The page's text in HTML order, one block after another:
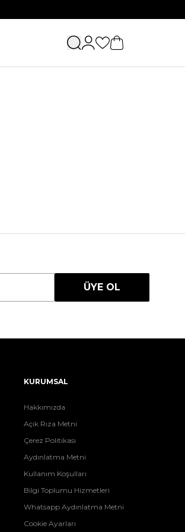
ÜYE OL
KURUMSAL
Hakkımızda
Açık Rıza Metni
Çerez Politikası
Aydınlatma Metni
Kullanım Koşulları
Bilgi Toplumu Hizmetleri
Whatsapp Aydınlatma Metni
Cookie Ayarları